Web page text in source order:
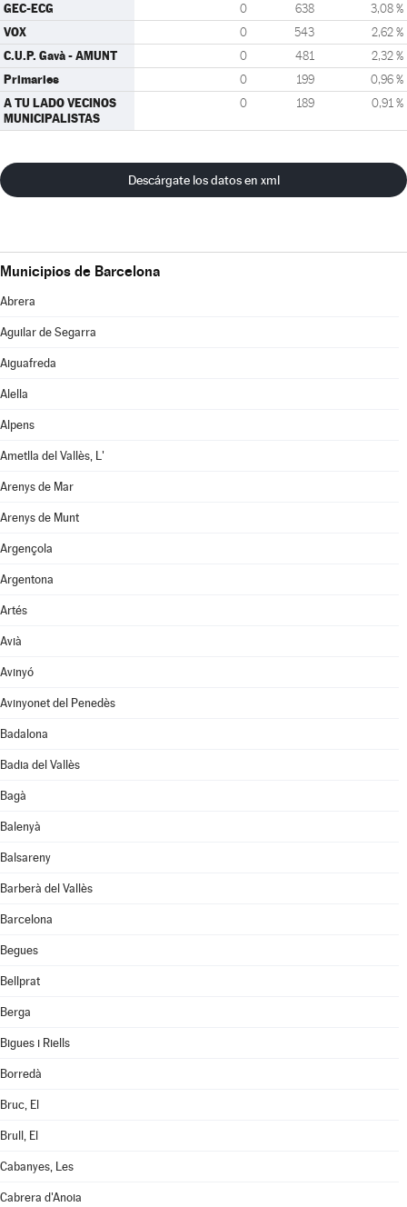
GEC-ECG 0 638 3,08 %
VOX 0 543 2,62 %
C.U.P. Gavà - AMUNT 0 481 2,32 %
Primaries 0 199 0,96 %
A TU LADO VECINOS
MUNICIPALISTAS
0 189 0,91 %
Descárgate los datos en xml
Municipios de Barcelona
Abrera
Aguilar de Segarra
Aiguafreda
Alella
Alpens
Ametlla del Vallès, L'
Arenys de Mar
Arenys de Munt
Argençola
Argentona
Artés
Avià
Avinyó
Avinyonet del Penedès
Badalona
Badia del Vallès
Bagà
Balenyà
Balsareny
Barberà del Vallès
Barcelona
Begues
Bellprat
Berga
Bigues i Riells
Borredà
Bruc, El
Brull, El
Cabanyes, Les
Cabrera d'Anoia